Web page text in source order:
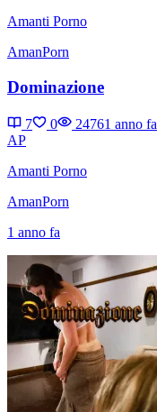
Amanti Porno
AmanPorn
Dominazione
7 0 24761 anno fa
AP
Amanti Porno
AmanPorn
1 anno fa